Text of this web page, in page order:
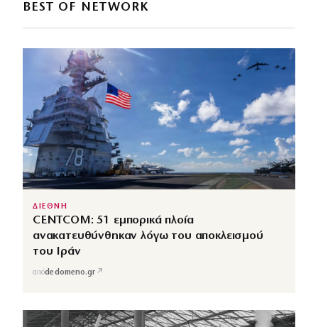
BEST OF NETWORK
ΔΙΕΘΝΗ
CENTCOM: 51 εμπορικά πλοία
ανακατευθύνθηκαν λόγω του αποκλεισμού
του Ιράν
απόdedomeno.gr ↗